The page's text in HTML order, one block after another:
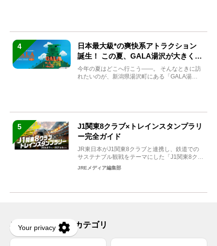
4
日本最大級*の爽快系アトラクション
誕生！ この夏、GALA湯沢が大きく生
まれ変わる
今年の夏はどこへ行こう――。 そんなときに訪
れたいのが、新潟県湯沢町にある「GALA湯
5
J1関東8クラブ×トレインスタンプラリ
ー完全ガイド
JR東日本がJ1関東8クラブと連携し、鉄道での
サステナブル観戦をテーマにした「J1関東8クラ
ブ×トレイン...
JREメディア編集部
JREメディア注目カテゴリ